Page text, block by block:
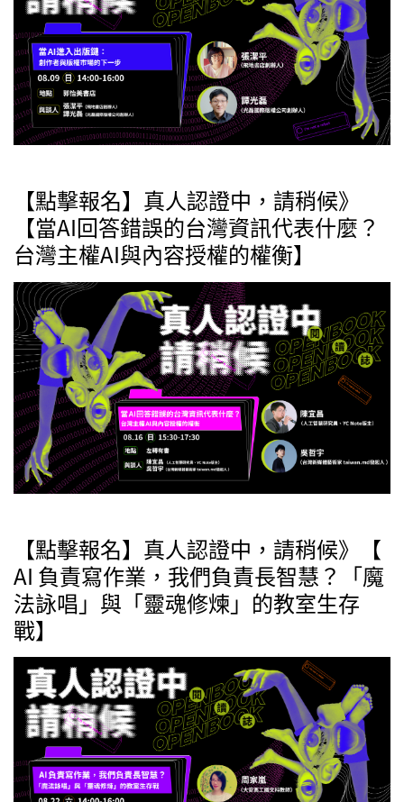
【點擊報名】真人認證中，請稍候》
【當AI回答錯誤的台灣資訊代表什麼？
台灣主權AI與內容授權的權衡】
【點擊報名】真人認證中，請稍候》【
AI 負責寫作業，我們負責長智慧？「魔
法詠唱」與「靈魂修煉」的教室生存
戰】